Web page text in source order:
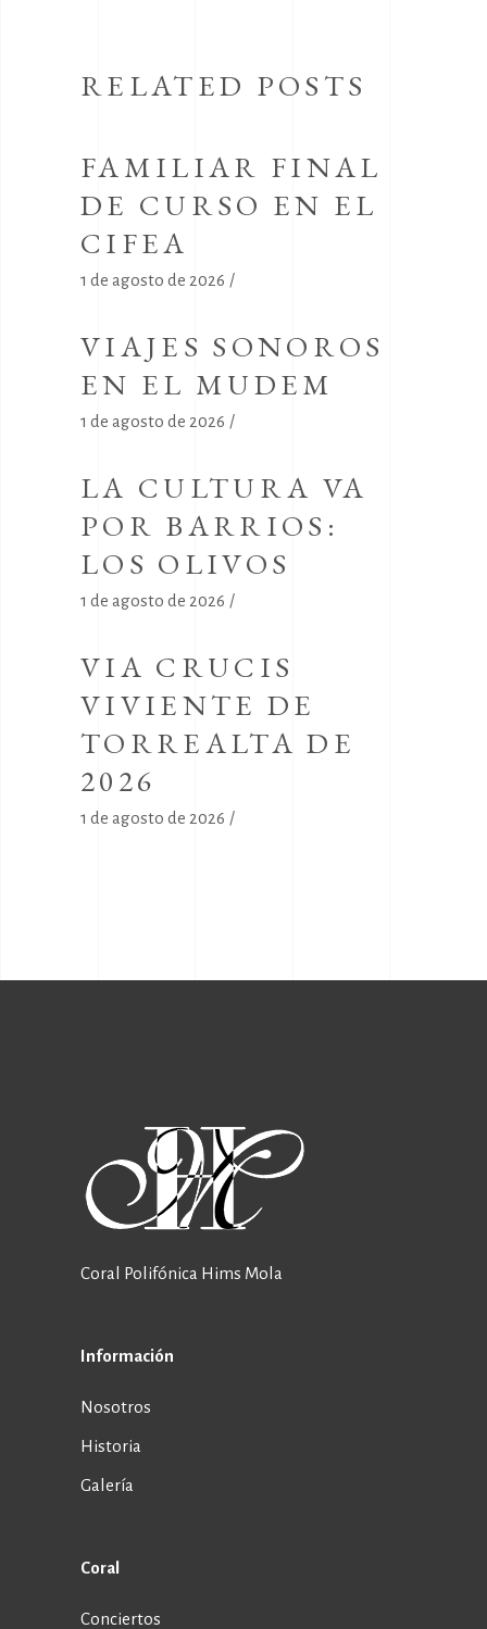
RELATED POSTS
FAMILIAR FINAL
DE CURSO EN EL
CIFEA
1 de agosto de 2026
VIAJES SONOROS
EN EL MUDEM
1 de agosto de 2026
LA CULTURA VA
POR BARRIOS:
LOS OLIVOS
1 de agosto de 2026
VIA CRUCIS
VIVIENTE DE
TORREALTA DE
2026
1 de agosto de 2026
Coral Polifónica Hims Mola
Información
Nosotros
Historia
Galería
Coral
Conciertos